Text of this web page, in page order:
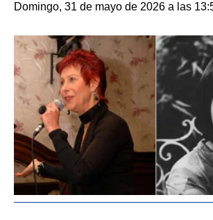
Domingo, 31 de mayo de 2026 a las